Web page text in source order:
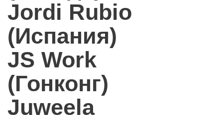
Jordi Rubio
(Испания)
JS Work
(Гонконг)
Juweela